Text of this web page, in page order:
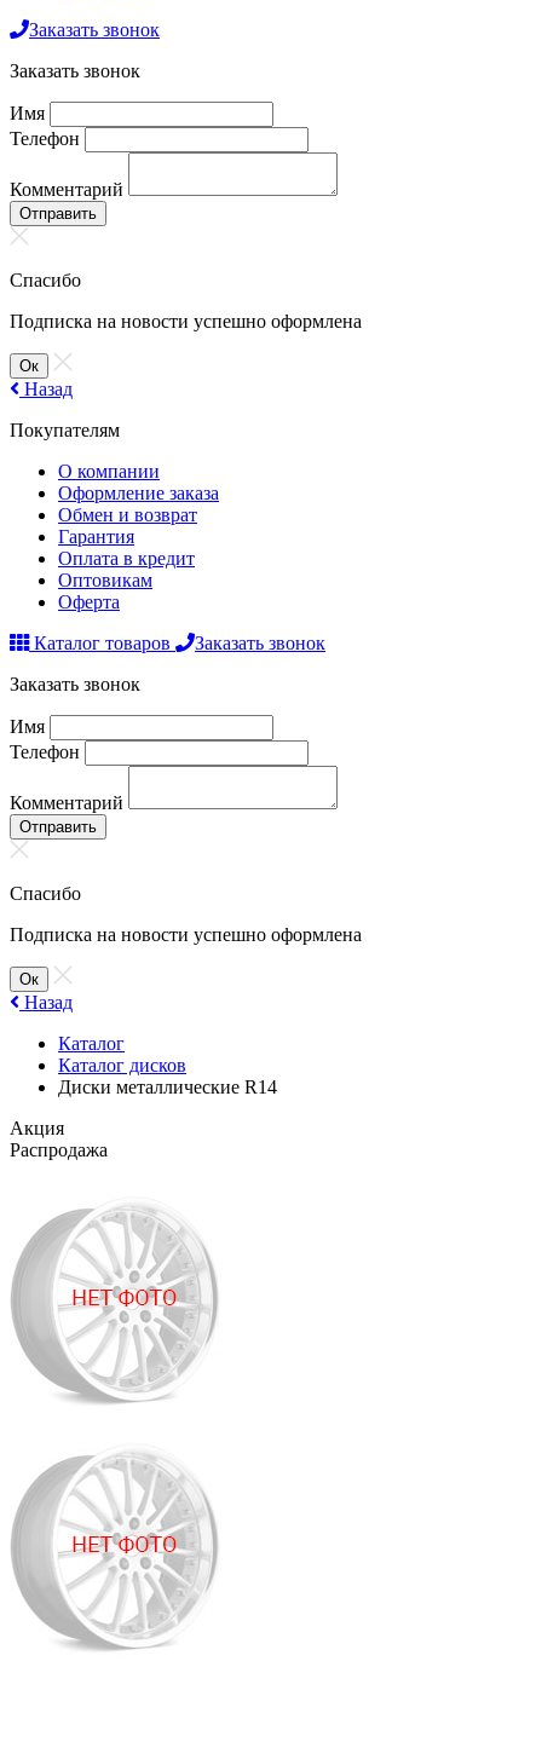
Заказать звонок
Заказать звонок
Имя
Телефон
Комментарий
Отправить
Спасибо
Подписка на новости успешно оформлена
Ок
Назад
Покупателям
О компании
Оформление заказа
Обмен и возврат
Гарантия
Оплата в кредит
Оптовикам
Оферта
Каталог товаров
Заказать звонок
Заказать звонок
Имя
Телефон
Комментарий
Отправить
Спасибо
Подписка на новости успешно оформлена
Ок
Назад
Каталог
Каталог дисков
Диски металлические R14
Акция
Распродажа